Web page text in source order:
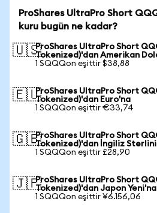
ProShares UltraPro Short
kuru bugün ne kadar?
🇺🇸ProShares UltraPro Short
Tokenized)'dan Amerikan
1 SQQQon eşittir $38,88
🇪🇺ProShares UltraPro Short
Tokenized)'dan Euro'na
1 SQQQon eşittir €33,74
🇬🇧ProShares UltraPro Short
Tokenized)'dan İngiliz
1 SQQQon eşittir £28,90
🇯🇵ProShares UltraPro Short
Tokenized)'dan Japon Yeni'na
1 SQQQon eşittir ¥6.156,06